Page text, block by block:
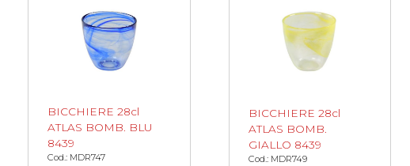
BICCHIERE 28cl
ATLAS BOMB. BLU
8439
Cod.: MDR747
BICCHIERE 28cl
ATLAS BOMB.
GIALLO 8439
Cod.: MDR749